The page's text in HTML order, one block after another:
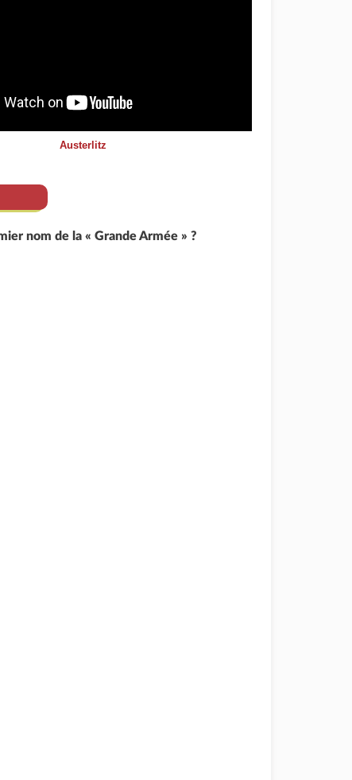
Austerlitz
nom de la « Grande Armée » ?